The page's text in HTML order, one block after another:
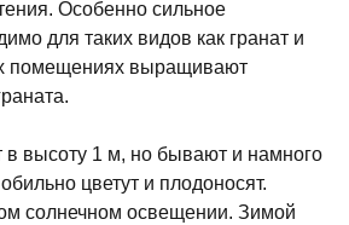
Особенно сильное
для таких видов как гранат и
помещениях выращивают
высоту 1 м, но бывают и намного
цветут и плодоносят.
солнечном освещении. Зимой